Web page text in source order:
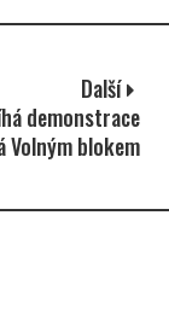
Další
demonstrace
Volným blokem